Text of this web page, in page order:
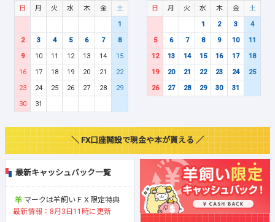
日 月 火 水 木 金
土
1
2
3 4 5 6 7
8
9
10 11 12 13 14
15
16
17 18 19 20 21
22
23
24 25 26 27 28
29
30
31
日 月 火 水 木 金
土
1
2 3
4
5
6 7 8 9 10
11
12
13 14 15 16 17
18
19
20 21 22 23 24
25
26
27 28 29 30 31
＼ FX口座開設で現金や本が貰える ／
最新キャッシュバック一覧
マークは羊飼いＦＸ限定特典
最新情報：8月3日11時に更新